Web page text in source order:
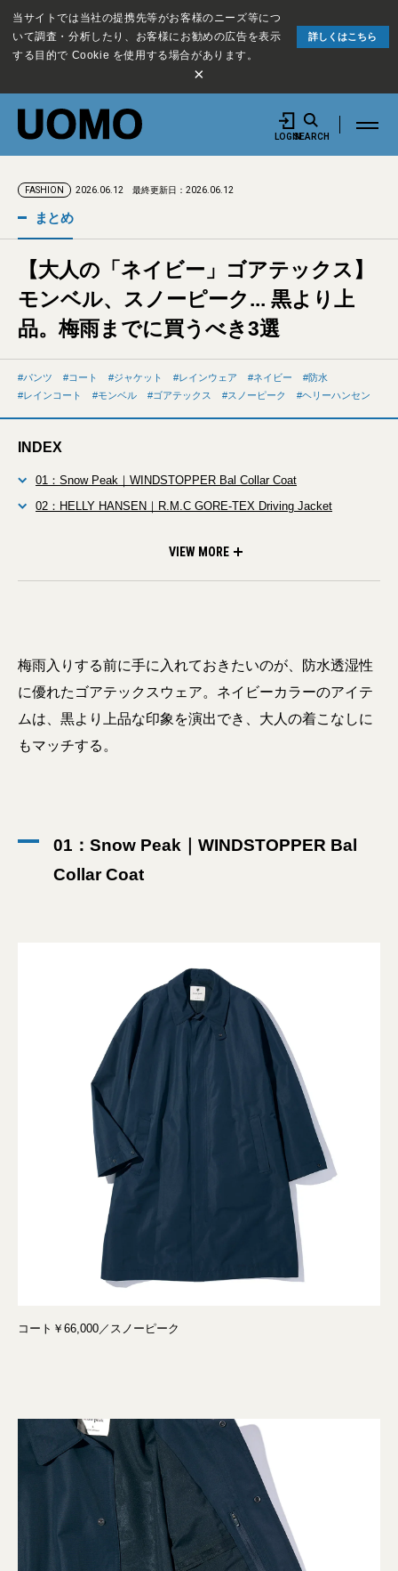
当サイトでは当社の提携先等がお客様のニーズ等につ
いて調査・分析したり、お客様にお勧めの広告を表示
する目的で Cookie を使用する場合があります。
詳しくはこちら
×
LOGINSEARCH
FASHION 2026.06.12 最終更新日：2026.06.12
まとめ
【大人の「ネイビー」ゴアテックス】
モンベル、スノーピーク... 黒より上
品。梅雨までに買うべき3選
パンツ コート ジャケット レインウェア ネイビー
防水
レインコート
モンベル ゴアテックス スノーピーク ヘリーハンセン
INDEX
01：Snow Peak｜WINDSTOPPER Bal Collar Coat
02：HELLY HANSEN｜R.M.C GORE-TEX Driving Jacket
VIEW MORE
梅雨入りする前に手に入れておきたいのが、防水透湿性
に優れたゴアテックスウェア。ネイビーカラーのアイテ
ムは、黒より上品な印象を演出でき、大人の着こなしに
もマッチする。
01：Snow Peak｜WINDSTOPPER Bal
Collar Coat
コート￥66,000／スノーピーク